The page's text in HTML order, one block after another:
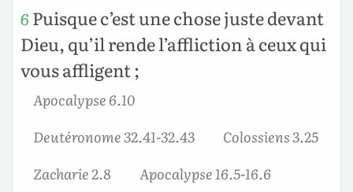
6 Puisque c’est une chose juste devant
Dieu, qu’il rende l’affliction à ceux qui
vous affligent ;
Apocalypse 6.10
Deutéronome 32.41-32.43
Colossiens 3.25
Zacharie 2.8
Apocalypse 16.5-16.6